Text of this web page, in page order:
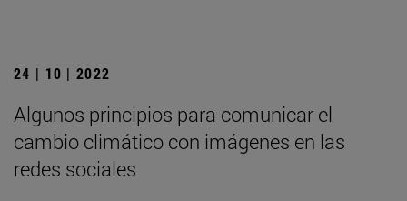
24 | 10 | 2022
Algunos principios para comunicar el
cambio climático con imágenes en las
redes sociales